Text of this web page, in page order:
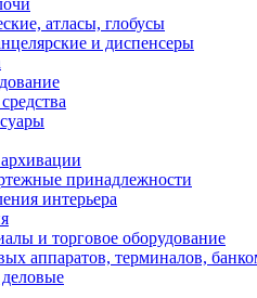
атласы, глобусы
и диспенсеры
принадлежности
интерьера
и торговое оборудование
аппаратов, терминалов,